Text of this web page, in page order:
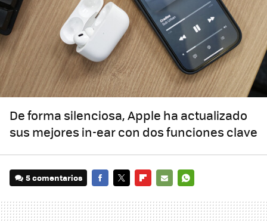
De forma silenciosa, Apple ha actualizado
sus mejores in-ear con dos funciones clave
5 comentarios
MAIL